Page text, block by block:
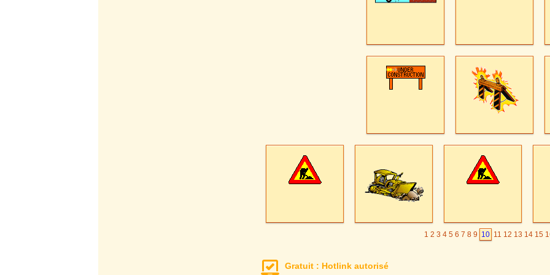
1 2 3 4 5 6 7 8 9 10 11 12 13 14 15
Gratuit : Hotlink autorisé